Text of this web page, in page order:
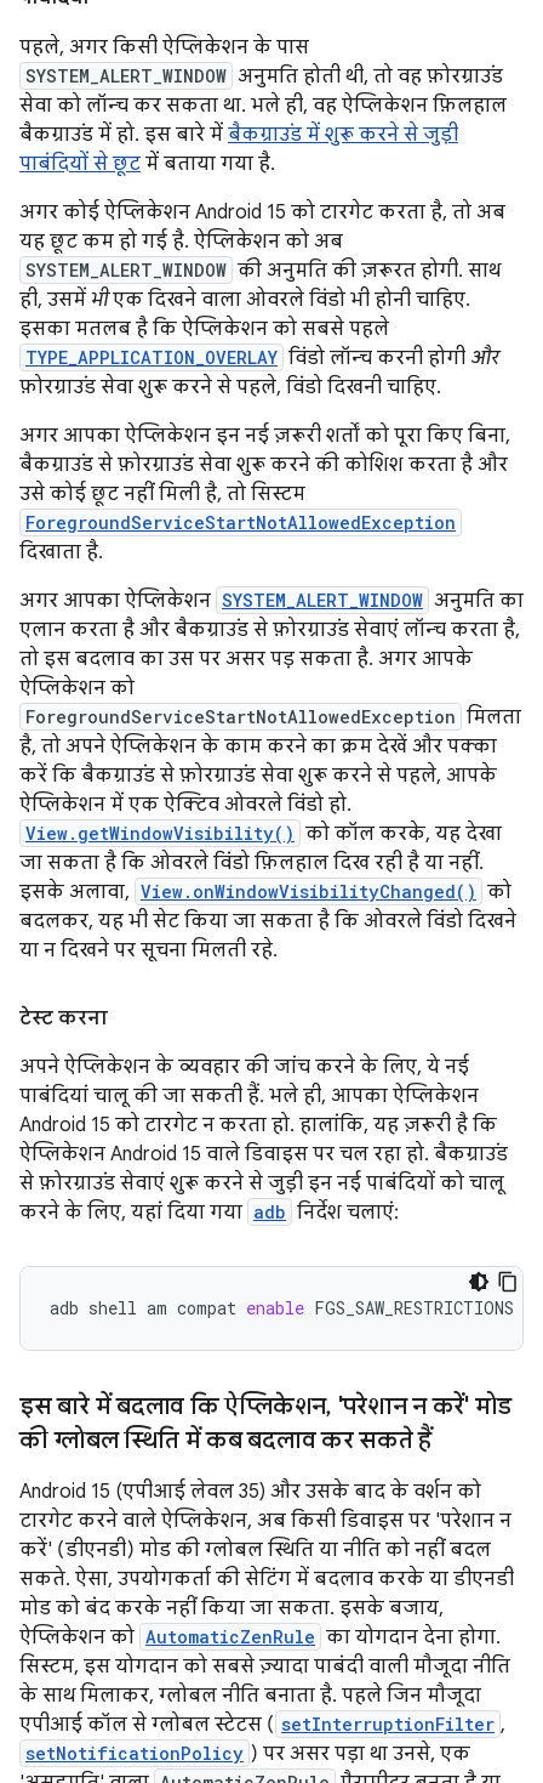
पहले, अगर किसी ऐप्लिकेशन के पास
SYSTEM_ALERT_WINDOW अनुमति होती थी, तो वह फ़ोरग्राउंड
सेवा को लॉन्च कर सकता था. भले ही, वह ऐप्लिकेशन फ़िलहाल
बैकग्राउंड में हो. इस बारे में बैकग्राउंड में शुरू करने से जुड़ी
पाबंदियों से छूट में बताया गया है.
अगर कोई ऐप्लिकेशन Android 15 को टारगेट करता है, तो अब
यह छूट कम हो गई है. ऐप्लिकेशन को अब
SYSTEM_ALERT_WINDOW की अनुमति की ज़रूरत होगी. साथ
ही, उसमें भीएक दिखने वाला ओवरले विंडो भी होनी चाहिए.
इसका मतलब है कि ऐप्लिकेशन को सबसे पहले
TYPE_APPLICATION_OVERLAY विंडो लॉन्च करनी होगी और
फ़ोरग्राउंड सेवा शुरू करने से पहले, विंडो दिखनी चाहिए.
अगर आपका ऐप्लिकेशन इन नई ज़रूरी शर्तों को पूरा किए बिना,
बैकग्राउंड से फ़ोरग्राउंड सेवा शुरू करने की कोशिश करता है और
उसे कोई छूट नहीं मिली है, तो सिस्टम
ForegroundServiceStartNotAllowedException
दिखाता है.
अगर आपका ऐप्लिकेशन SYSTEM_ALERT_WINDOW अनुमति का
एलान करता है और बैकग्राउंड से फ़ोरग्राउंड सेवाएं लॉन्च करता है,
तो इस बदलाव का उस पर असर पड़ सकता है. अगर आपके
ऐप्लिकेशन को
ForegroundServiceStartNotAllowedException मिलता
है, तो अपने ऐप्लिकेशन के काम करने का क्रम देखें और पक्का
करें कि बैकग्राउंड से फ़ोरग्राउंड सेवा शुरू करने से पहले, आपके
ऐप्लिकेशन में एक ऐक्टिव ओवरले विंडो हो.
View.getWindowVisibility() को कॉल करके, यह देखा
जा सकता है कि ओवरले विंडो फ़िलहाल दिख रही है या नहीं.
इसके अलावा, View.onWindowVisibilityChanged() को
बदलकर, यह भी सेट किया जा सकता है कि ओवरले विंडो दिखने
या न दिखने पर सूचना मिलती रहे.
टेस्ट करना
अपने ऐप्लिकेशन के व्यवहार की जांच करने के लिए, ये नई
पाबंदियां चालू की जा सकती हैं. भले ही, आपका ऐप्लिकेशन
Android 15 को टारगेट न करता हो. हालांकि, यह ज़रूरी है कि
ऐप्लिकेशन Android 15 वाले डिवाइस पर चल रहा हो. बैकग्राउंड
से फ़ोरग्राउंड सेवाएं शुरू करने से जुड़ी इन नई पाबंदियों को चालू
करने के लिए, यहां दिया गया adb निर्देश चलाएं:
adb shell am compat enable FGS_SAW_RESTRICTIONS
इस बारे में बदलाव कि ऐप्लिकेशन, 'परेशान न करें' मोड
की ग्लोबल स्थिति में कब बदलाव कर सकते हैं
Android 15 (एपीआई लेवल 35) और उसके बाद के वर्शन को
टारगेट करने वाले ऐप्लिकेशन, अब किसी डिवाइस पर 'परेशान न
करें' (डीएनडी) मोड की ग्लोबल स्थिति या नीति को नहीं बदल
सकते. ऐसा, उपयोगकर्ता की सेटिंग में बदलाव करके या डीएनडी
मोड को बंद करके नहीं किया जा सकता. इसके बजाय,
ऐप्लिकेशन को AutomaticZenRule का योगदान देना होगा.
सिस्टम, इस योगदान को सबसे ज़्यादा पाबंदी वाली मौजूदा नीति
के साथ मिलाकर, ग्लोबल नीति बनाता है. पहले जिन मौजूदा
एपीआई कॉल से ग्लोबल स्टेटस ( setInterruptionFilter ,
setNotificationPolicy ) पर असर पड़ा था उनसे, एक